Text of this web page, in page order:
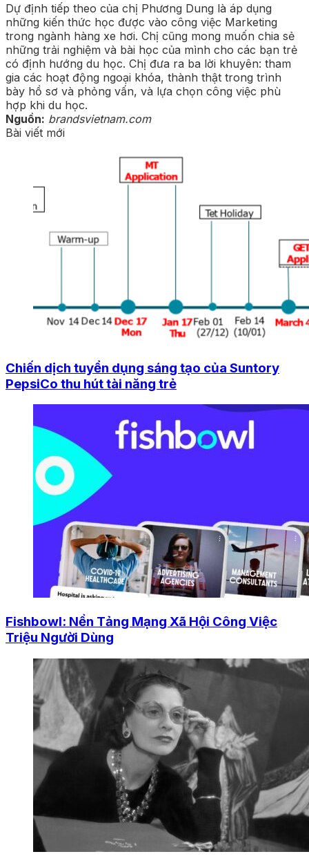
Dự định tiếp theo của chị Phương Dung là áp dụng
những kiến thức học được vào công việc Marketing
trong ngành hàng xe hơi. Chị cũng mong muốn chia sẻ
những trải nghiệm và bài học của mình cho các bạn trẻ
có định hướng du học. Chị đưa ra ba lời khuyên: tham
gia các hoạt động ngoại khóa, thành thật trong trình
bày hồ sơ và phỏng vấn, và lựa chọn công việc phù
hợp khi du học.
Nguồn: brandsvietnam.com
Bài viết mới
Chiến dịch tuyển dụng sáng tạo của Suntory
PepsiCo thu hút tài năng trẻ
Fishbowl: Nền Tảng Mạng Xã Hội Công Việc
Triệu Người Dùng